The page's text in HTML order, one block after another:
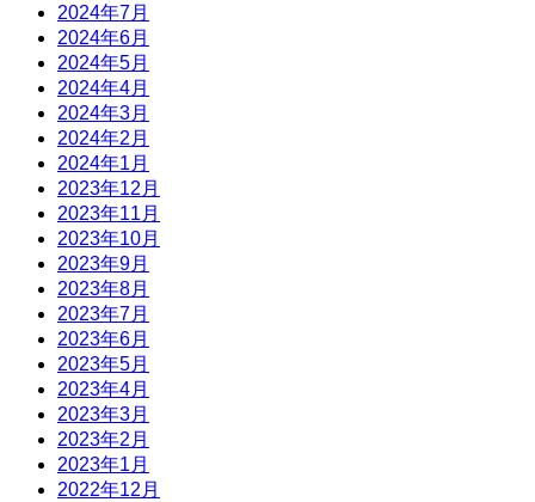
2024年7月
2024年6月
2024年5月
2024年4月
2024年3月
2024年2月
2024年1月
2023年12月
2023年11月
2023年10月
2023年9月
2023年8月
2023年7月
2023年6月
2023年5月
2023年4月
2023年3月
2023年2月
2023年1月
2022年12月